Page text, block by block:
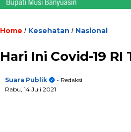
Home / Kesehatan / Nasional
Hari Ini Covid-19 RI
Suara Publik
- Redaksi
Rabu, 14 Juli 2021